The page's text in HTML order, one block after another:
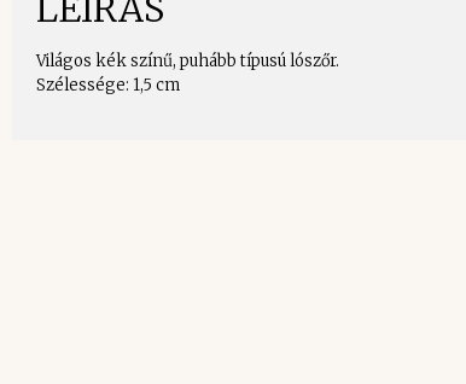
Világos kék színű, puhább típusú lószőr.
Szélessége: 1,5 cm